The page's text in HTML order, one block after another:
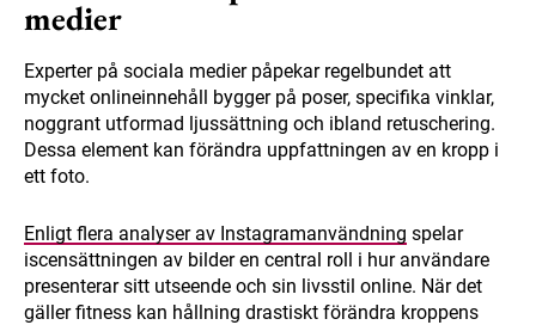
medier
Experter på sociala medier påpekar regelbundet att
mycket onlineinnehåll bygger på poser, specifika vinklar,
noggrant utformad ljussättning och ibland retuschering.
Dessa element kan förändra uppfattningen av en kropp i
ett foto.
Enligt flera analyser av Instagramanvändning spelar
iscensättningen av bilder en central roll i hur användare
presenterar sitt utseende och sin livsstil online. När det
gäller fitness kan hållning drastiskt förändra kroppens